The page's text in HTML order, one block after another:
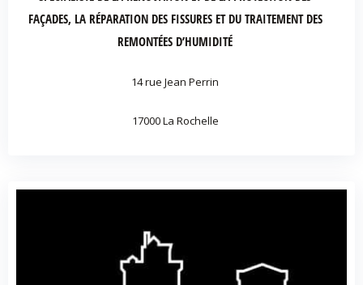
FAÇADES, LA RÉPARATION DES FISSURES ET DU TRAITEMENT DES
REMONTÉES D’HUMIDITÉ
14 rue Jean Perrin
17000 La Rochelle